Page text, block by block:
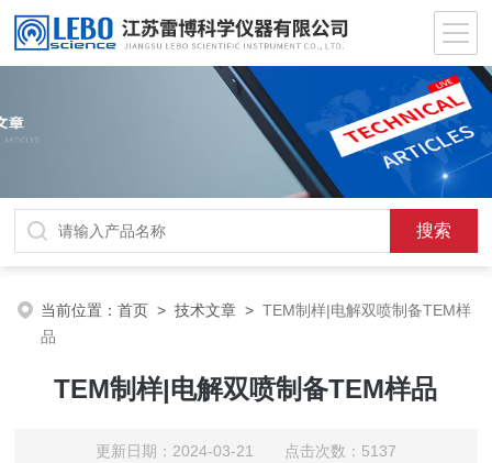
当前位置：首页 >技术文章 >TEM制样|电解双喷制备TEM样
品
TEM制样|电解双喷制备TEM样品
更新日期：2024-03-21 点击次数：5137